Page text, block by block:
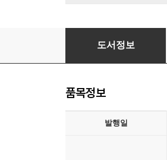
인간의 제로는 뼈
도서정보
품목정보
발행일